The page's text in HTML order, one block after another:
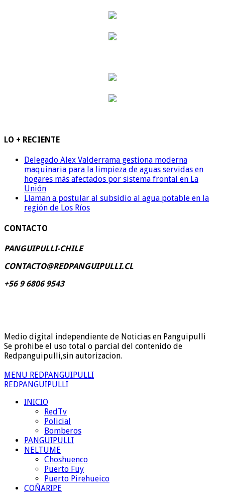
LO + RECIENTE
Delegado Alex Valderrama gestiona moderna
maquinaria para la limpieza de aguas servidas en
hogares más afectados por sistema frontal en La
Unión
Llaman a postular al subsidio al agua potable en la
región de Los Ríos
CONTACTO
PANGUIPULLI-CHILE
CONTACTO@REDPANGUIPULLI.CL
+56 9 6806 9543
Medio digital independiente de Noticias en Panguipulli
Se prohibe el uso total o parcial del contenido de
Redpanguipulli,sin autorizacion.
MENU REDPANGUIPULLI
REDPANGUIPULLI
INICIO
RedTv
Policial
Bomberos
PANGUIPULLI
NELTUME
Choshuenco
Puerto Fuy
Puerto Pirehueico
COÑARIPE